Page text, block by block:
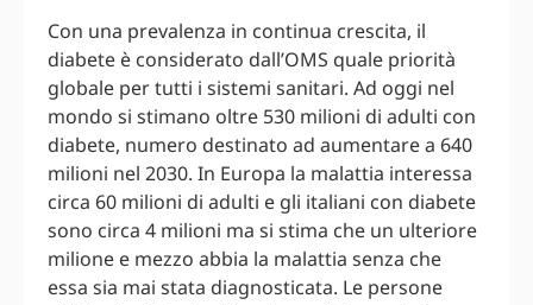
Con una prevalenza in continua crescita, il
diabete è considerato dall’OMS quale priorità
globale per tutti i sistemi sanitari. Ad oggi nel
mondo si stimano oltre 530 milioni di adulti con
diabete, numero destinato ad aumentare a 640
milioni nel 2030. In Europa la malattia interessa
circa 60 milioni di adulti e gli italiani con diabete
sono circa 4 milioni ma si stima che un ulteriore
milione e mezzo abbia la malattia senza che
essa sia mai stata diagnosticata. Le persone